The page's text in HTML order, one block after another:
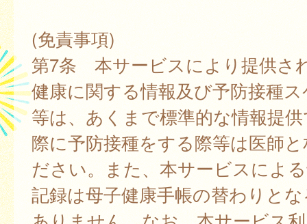
(免責事項)
第7条 本サービスにより提供さ
健康に関する情報及び予防接種
等は、あくまで標準的な情報提
際に予防接種をする際等は医師
ださい。また、本サービスによ
記録は母子健康手帳の替わりと